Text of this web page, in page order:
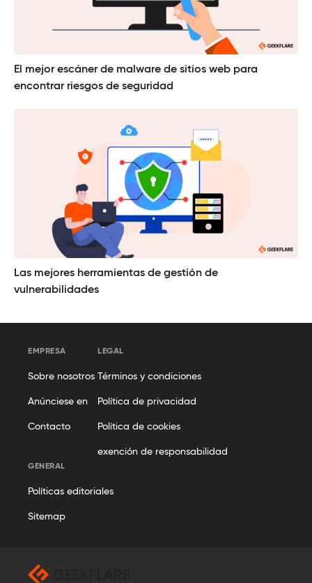
El mejor escáner de malware de sitios web para
encontrar riesgos de seguridad
Las mejores herramientas de gestión de
vulnerabilidades
EMPRESA
Sobre nosotros
Anúnciese en
Contacto
LEGAL
Términos y condiciones
Política de privacidad
Política de cookies
exención de responsabilidad
GENERAL
Políticas editoriales
Sitemap